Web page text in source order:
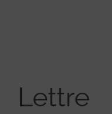
Lettre